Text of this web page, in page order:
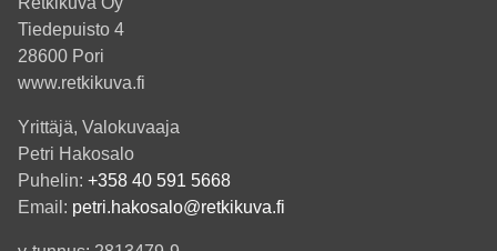
Tiedepuisto 4
28600 Pori
www.retkikuva.fi
Yrittäjä, Valokuvaaja
Petri Hakosalo
Puhelin: +358 40 591 5668
Email: petri.hakosalo@retkikuva.fi